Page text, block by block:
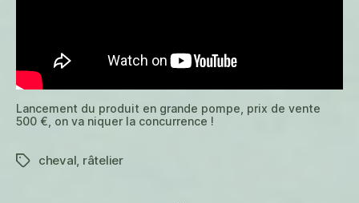
Lancement du produit en grande pompe, prix de vente
500 €, on va niquer la concurrence !
Étiquettes
cheval râtelier